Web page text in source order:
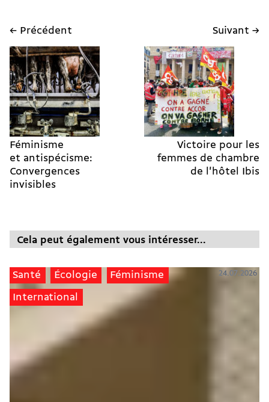
← Précédent
Féminisme
et antispécisme:
Convergences
invisibles
Suivant →
Victoire pour les
femmes de chambre
de l'hôtel Ibis
Cela peut également vous intéresser...
Santé Écologie Féminisme
International
24.07.2026